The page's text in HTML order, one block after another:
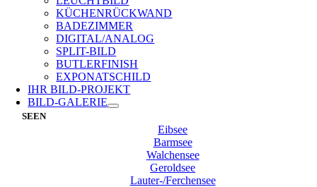
KÜCHENRÜCKWAND
BADEZIMMER
DIGITAL/ANALOG
SPLIT-BILD
BUTLERFINISH
EXPONATSCHILD
IHR BILD-PROJEKT
BILD-GALERIE
SEEN
Eibsee
Barmsee
Walchensee
Geroldsee
Lauter-/Ferchensee